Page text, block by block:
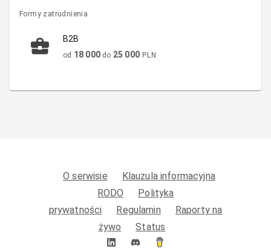
Formy zatrudnienia
B2B
od 18 000 do 25 000 PLN
O serwisie
Klauzula informacyjna
RODO
Polityka
prywatności
Regulamin
Raporty na
żywo
Status